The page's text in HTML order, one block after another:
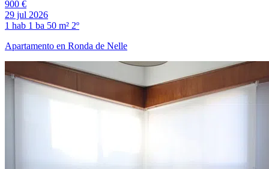
900 €
29 jul 2026
1 hab 1 ba 50 m² 2º
Apartamento en Ronda de Nelle